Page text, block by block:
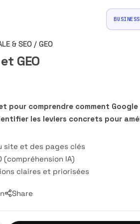
& SEO / GEO
GEO
pour comprendre comment
les leviers concrets pour
site et des pages clés
(compréhension IA)
claires et priorisées
Share